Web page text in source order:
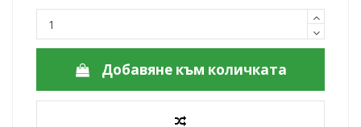
Добавяне към количката